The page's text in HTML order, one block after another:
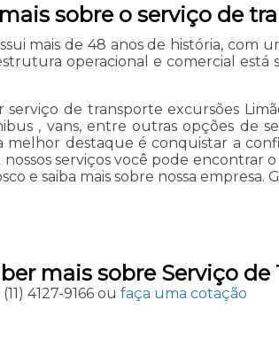
sobre o serviço de
mais de 48 anos de história, com
operacional e comercial
serviço de transporte excursões
, vans, entre outras opções de
destaque é conquistar a
serviços você pode encontrar
e saiba mais sobre nossa empresa.
mais sobre Serviço
(11) 4127-9166ou faça uma cotação